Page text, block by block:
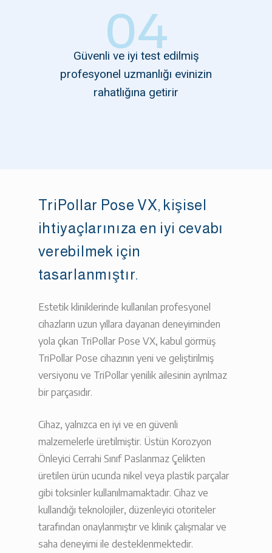
04
Güvenli ve iyi test edilmiş
profesyonel uzmanlığı evinizin
rahatlığına getirir
TriPollar Pose VX, kişisel
ihtiyaçlarınıza en iyi cevabı
verebilmek için
tasarlanmıştır.
Estetik kliniklerinde kullanılan profesyonel
cihazların uzun yıllara dayanan deneyiminden
yola çıkan TriPollar Pose VX, kabul görmüş
TriPollar Pose cihazının yeni ve geliştirilmiş
versiyonu ve TriPollar yenilik ailesinin ayrılmaz
bir parçasıdır.
Cihaz, yalnızca en iyi ve en güvenli
malzemelerle üretilmiştir. Üstün Korozyon
Önleyici Cerrahi Sınıf Paslanmaz Çelikten
üretilen ürün ucunda nikel veya plastik parçalar
gibi toksinler kullanılmamaktadır. Cihaz ve
kullandığı teknolojiler, düzenleyici otoriteler
tarafından onaylanmıştır ve klinik çalışmalar ve
saha deneyimi ile desteklenmektedir.